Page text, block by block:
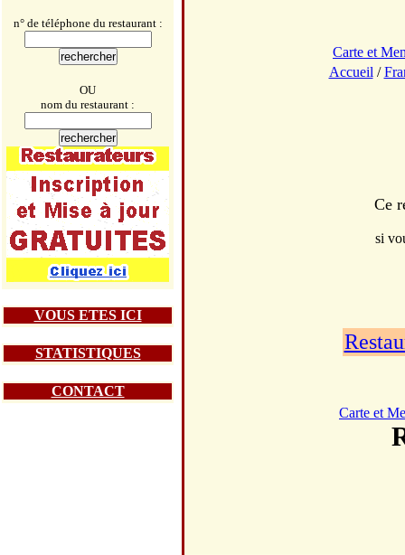
n° de téléphone du restaurant :
OU
nom du restaurant :
VOUS ETES ICI
STATISTIQUES
CONTACT
Carte et
Accueil /
Ce
si
Carte et